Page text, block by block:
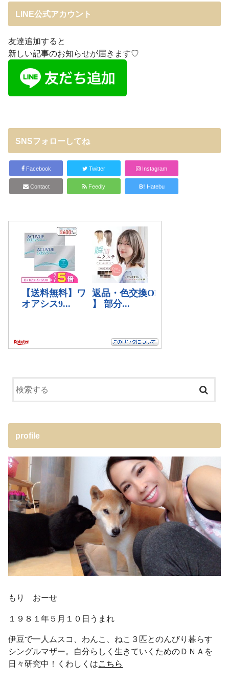
LINE公式アカウント
友達追加すると
新しい記事のお知らせが届きます♡
SNSフォローしてね
Facebook Twitter Instagram
Contact Feedly B! Hatebu
profile
もり おーせ
１９８１年５月１０日うまれ
伊豆で一人ムスコ、わんこ、ねこ３匹とのんびり暮らす
シングルマザー。自分らしく生きていくためのＤＮＡを
日々研究中！くわしくはこちら